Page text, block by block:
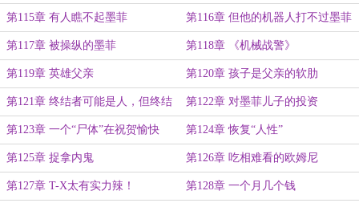
第115章 有人瞧不起墨菲 第116章 但他的机器人打不过墨菲
第117章 被操纵的墨菲 第118章 《机械战警》
第119章 英雄父亲 第120章 孩子是父亲的软肋
第121章 终结者可能是人，但终结
者是人不太可能
第122章 对墨菲儿子的投资
第123章 一个“尸体”在祝贺愉快 第124章 恢复“人性”
第125章 捉拿内鬼 第126章 吃相难看的欧姆尼
第127章 T-X太有实力辣！ 第128章 一个月几个钱